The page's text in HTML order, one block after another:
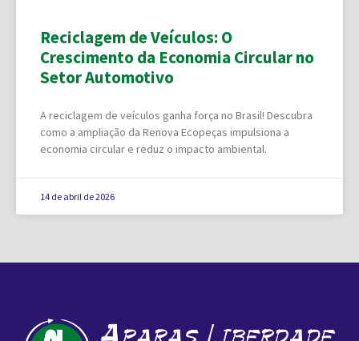
Reciclagem de Veículos: O
Crescimento da Economia Circular no
Setor Automotivo
A reciclagem de veículos ganha força no Brasil! Descubra
como a ampliação da Renova Ecopeças impulsiona a
economia circular e reduz o impacto ambiental.
14 de abril de 2026